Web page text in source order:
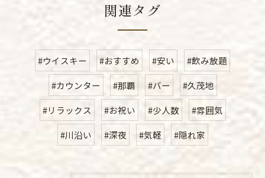
関連タグ
#ウイスキー #おすすめ #安い
#飲み放題
#カウンター
#那覇 #バー
#久茂地
#リラックス
#お祝い #少人数
#雰囲気
#川沿い
#深夜 #気軽 #隠れ家